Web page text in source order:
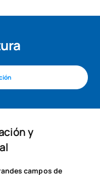
y
campos de